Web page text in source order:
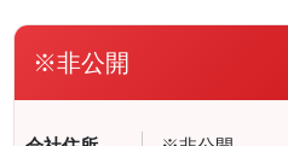
※非公開